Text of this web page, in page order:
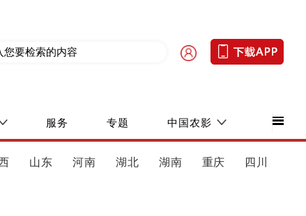
服务 专题 中国农影
山东 河南 湖北 湖南 重庆 四川